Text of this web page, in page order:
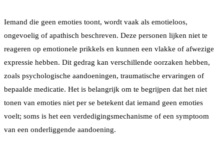
Iemand die geen emoties toont, wordt vaak als emotieloos,
ongevoelig of apathisch beschreven. Deze personen lijken niet te
reageren op emotionele prikkels en kunnen een vlakke of afwezige
expressie hebben. Dit gedrag kan verschillende oorzaken hebben,
zoals psychologische aandoeningen, traumatische ervaringen of
bepaalde medicatie. Het is belangrijk om te begrijpen dat het niet
tonen van emoties niet per se betekent dat iemand geen emoties
voelt; soms is het een verdedigingsmechanisme of een symptoom
van een onderliggende aandoening.